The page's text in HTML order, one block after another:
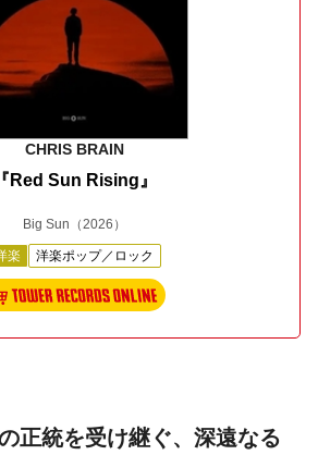
CHRIS BRAIN
『Red Sun Rising』
Big Sun （2026）
楽 洋楽ポップ／ロック
正統を受け継ぐ、深遠なる